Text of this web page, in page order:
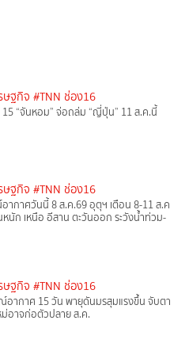
ษฐกิจ #TNN ช่อง16
“จันหอม” จ่อถล่ม “ญี่ปุ่น” 11 ส.ค.นี้
ษฐกิจ #TNN ช่อง16
ากาศวันนี้ 8 ส.ค.69 อุตุฯ เตือน 8-11 ส.ค
หนัก เหนือ อีสาน ตะวันออก ระวังน้ำท่วม-
ษฐกิจ #TNN ช่อง16
อากาศ 15 วัน พายุดันมรสุมแรงขึ้น จับตา
ม่อาจก่อตัวปลาย ส.ค.